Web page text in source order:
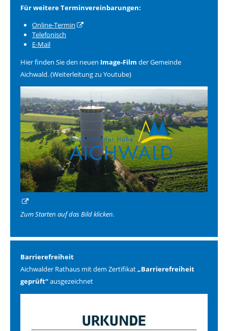
Für weitere Terminvereinbarungen:
Online-Termin
Telefonisch
E-Mail
Hier finden Sie den neuen Image-Film der Gemeinde
Aichwald. (Weiterleitung zu Youtube)
Zum Starten auf das Bild klicken.
Barrierefreiheit
Aichwalder Rathaus mit dem Zertifikat„Barrierefreiheit
geprüft“ausgezeichnet